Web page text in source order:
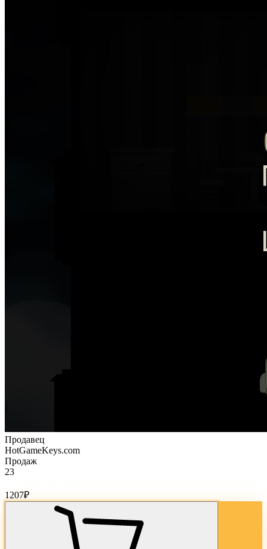
Продавец
HotGameKeys.com
Продаж
23
1207₽